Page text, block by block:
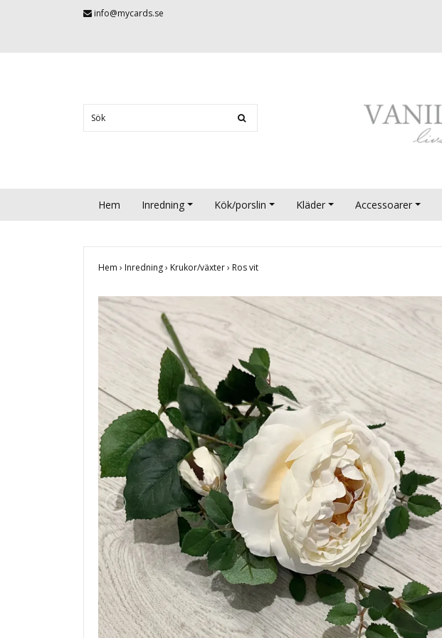
info@mycards.se
Hem Inredning Kök/porslin Kläder Accessoarer
Hem › Inredning› Krukor/växter› Ros vit